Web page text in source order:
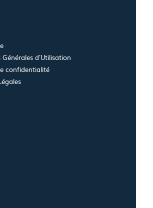
d'Utilisation
confidentialité